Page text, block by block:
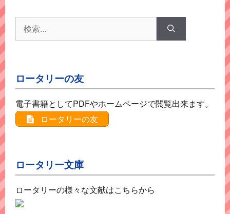
索:
ロータリーの友
電子書籍としてPDFやホームページで閲覧出来ます。
ロータリーの友
ロータリー文庫
ロータリーの様々な文献はこちらから